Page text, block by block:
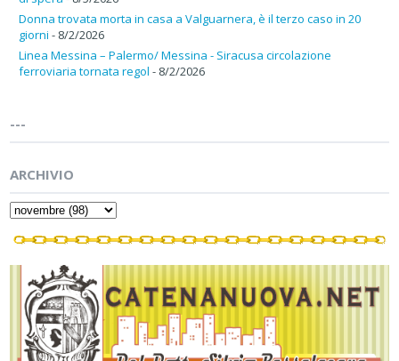
Donna trovata morta in casa a Valguarnera, è il terzo caso in 20
giorni - 8/2/2026
Linea Messina – Palermo/ Messina - Siracusa circolazione
ferroviaria tornata regol - 8/2/2026
---
ARCHIVIO